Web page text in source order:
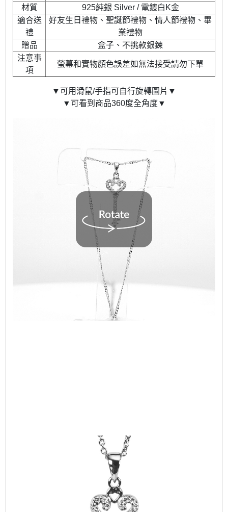
材質
925純銀 Silver / 電鍍白K金
適合送
禮
好友生日禮物、聖誕節禮物、情人節禮物、畢
業禮物
贈品
盒子、不挑款銀鍊
注意事
項
螢幕和實物顏色誤差如無法接受請勿下單
▼可用滑鼠/手指可自行旋轉圖片▼
▼可看到商品360度全角度▼